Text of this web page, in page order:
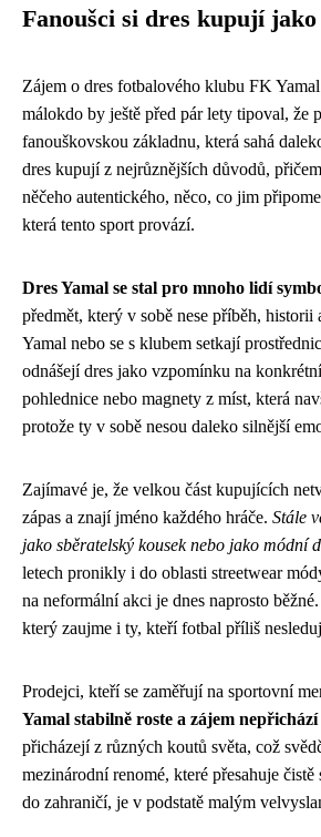
Fanoušci si dres kupují
Zájem o dres fotbalového klubu FK
málokdo by ještě před pár lety tipoval, že
fanouškovskou základnu, která sahá
dres kupují z nejrůznějších důvodů,
něčeho autentického, něco, co jim
která tento sport provází.
Dres Yamal se stal pro mnoho lidí
předmět, který v sobě nese příběh,
Yamal nebo se s klubem setkají
odnášejí dres jako vzpomínku na
pohlednice nebo magnety z míst, která
protože ty v sobě nesou daleko silnější
Zajímavé je, že velkou část kupujících
zápas a znají jméno každého hráče. Stále
jako sběratelský kousek nebo jako módní
letech pronikly i do oblasti streetwear
na neformální akci je dnes naprosto
který zaujme i ty, kteří fotbal příliš
Prodejci, kteří se zaměřují na sportovní
Yamal stabilně roste a zájem
přicházejí z různých koutů světa, což
mezinárodní renomé, které přesahuje
do zahraničí, je v podstatě malým